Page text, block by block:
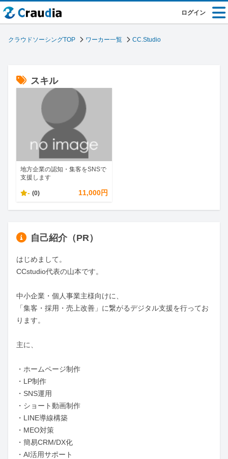
ログイン
クラウドソーシングTOP ワーカー一覧 CC.Studio
スキル
地方企業の認知・集客をSNSで
支援します
- (0) 11,000円
自己紹介（PR）
はじめまして。
CCstudio代表の山本です。
中小企業・個人事業主様向けに、
「集客・採用・売上改善」に繋がるデジタル支援を行ってお
ります。
主に、
・ホームページ制作
・LP制作
・SNS運用
・ショート動画制作
・LINE導線構築
・MEO対策
・簡易CRM/DX化
・AI活用サポート